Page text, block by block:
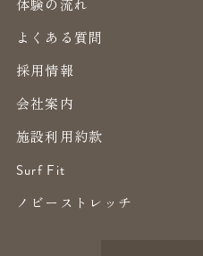
体験の流れ
よくある質問
採用情報
会社案内
施設利用約款
Surf Fit
ノビーストレッチ